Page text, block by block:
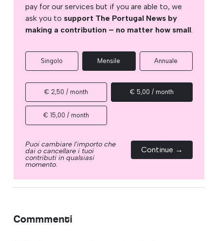
pay for our services but if you are able to, we
ask you to support The Portugal News by
making a contribution – no matter how small.
Singolo Mensile Annuale
€ 2,50 / month € 5,00 / month
€ 15,00 / month
Puoi cambiare l'importo che
dai o cancellare i tuoi
contributi in qualsiasi
momento.
Continue →
Commmenti